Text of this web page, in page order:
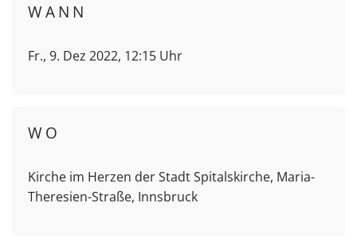
WANN
Fr., 9. Dez 2022, 12:15 Uhr
WO
Kirche im Herzen der Stadt Spitalskirche, Maria-
Theresien-Straße, Innsbruck